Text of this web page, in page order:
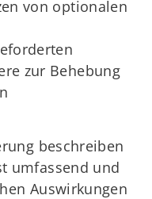
von optionalen
zur Behebung
beschreiben
umfassend und
Auswirkungen